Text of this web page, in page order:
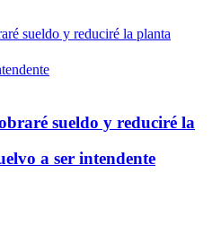
sueldo y reduciré la
a ser intendente